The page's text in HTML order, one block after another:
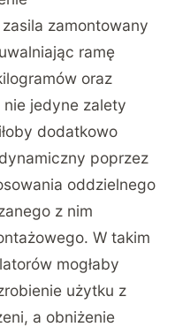
zamontowany
ramę
oraz
jedyne zalety
dodatkowo
poprzez
oddzielnego
z nim
W takim
mogłaby
użytku z
a obniżenie